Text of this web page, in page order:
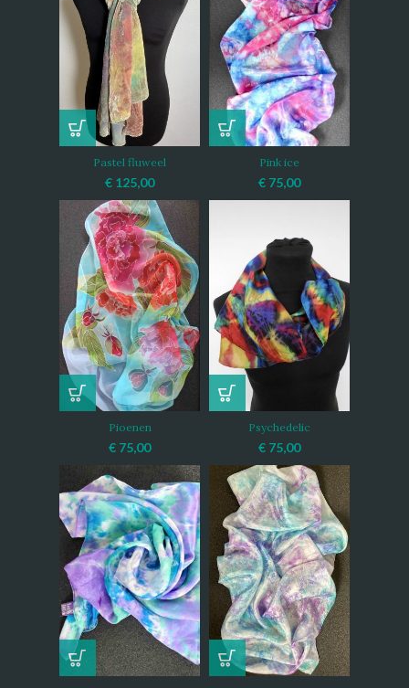
Pastel fluweel
€ 125,00
Pink ice
€ 75,00
Pioenen
€ 75,00
Psychedelic
€ 75,00